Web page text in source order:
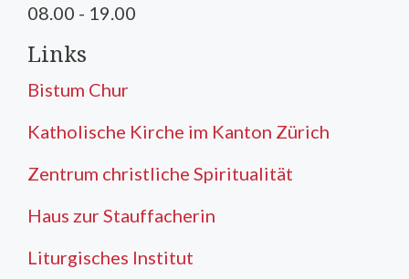
08.00 - 19.00
Links
Bistum Chur
Katholische Kirche im Kanton Zürich
Zentrum christliche Spiritualität
Haus zur Stauffacherin
Liturgisches Institut